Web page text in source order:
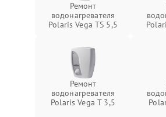
Ремонт
водонагревателя
Polaris Vega TS 5,5
Ремонт
водонагревателя
Polaris Vega T 3,5